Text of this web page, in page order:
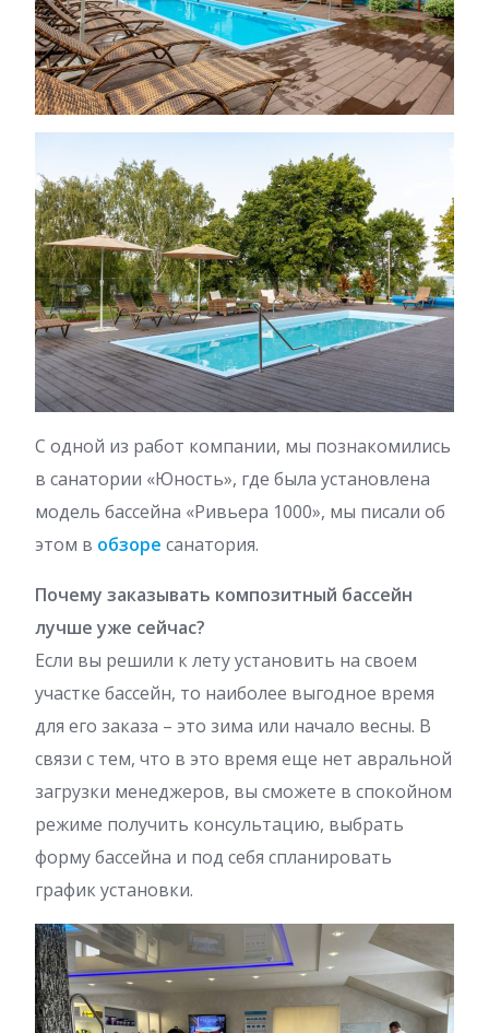
С одной из работ компании, мы познакомились
в санатории «Юность», где была установлена
модель бассейна «Ривьера 1000», мы писали об
этом в обзоре санатория.
Почему заказывать композитный бассейн
лучше уже сейчас?
Если вы решили к лету установить на своем
участке бассейн, то наиболее выгодное время
для его заказа – это зима или начало весны. В
связи с тем, что в это время еще нет авральной
загрузки менеджеров, вы сможете в спокойном
режиме получить консультацию, выбрать
форму бассейна и под себя спланировать
график установки.